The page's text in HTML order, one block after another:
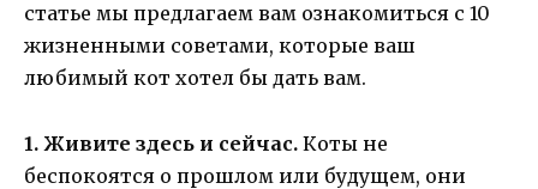
статье мы предлагаем вам ознакомиться с 10
жизненными советами, которые ваш
любимый кот хотел бы дать вам.
1. Живите здесь и сейчас. Коты не
беспокоятся о прошлом или будущем, они